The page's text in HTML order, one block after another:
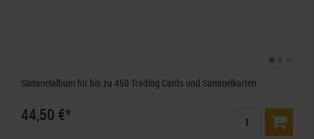
Sammelalbum für bis zu 450 Trading Cards und Sammelkarten
44,50 €*